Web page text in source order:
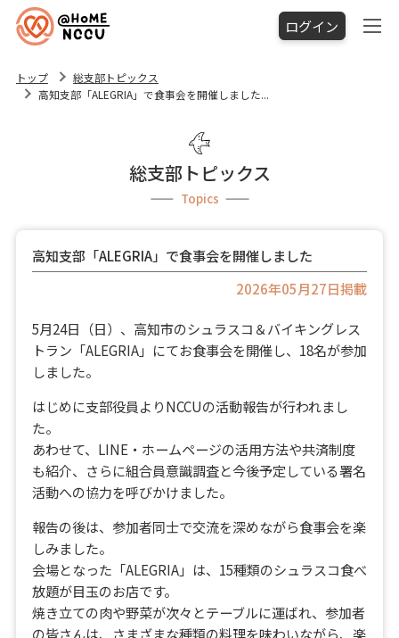
ログイン
トップ
総支部トピックス
高知支部「ALEGRIA」で食事会を開催しました...
総支部トピックス
Topics
高知支部「ALEGRIA」で食事会を開催しました
2026年05月27日掲載
5月24日（日）、高知市のシュラスコ＆バイキングレス
トラン「ALEGRIA」にてお食事会を開催し、18名が参加
しました。
はじめに支部役員よりNCCUの活動報告が行われまし
た。
あわせて、LINE・ホームページの活用方法や共済制度
も紹介、さらに組合員意識調査と今後予定している署名
活動への協力を呼びかけました。
報告の後は、参加者同士で交流を深めながら食事会を楽
しみました。
会場となった「ALEGRIA」は、15種類のシュラスコ食べ
放題が目玉のお店です。
焼き立ての肉や野菜が次々とテーブルに運ばれ、参加者
の皆さんは、さまざまな種類の料理を味わいながら、楽